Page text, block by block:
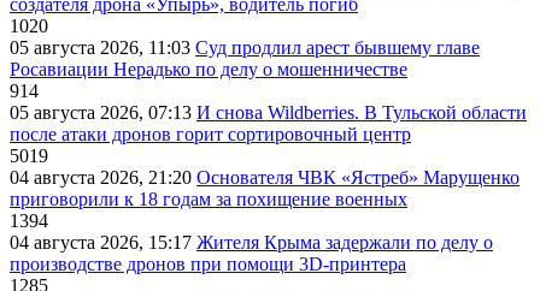
создателя дрона «Упырь», водитель погиб
1020
05 августа 2026, 11:03 Суд продлил арест бывшему главе
Росавиации Нерадько по делу о мошенничестве
914
05 августа 2026, 07:13 И снова Wildberries. В Тульской области
после атаки дронов горит сортировочный центр
5019
04 августа 2026, 21:20 Основателя ЧВК «Ястреб» Марущенко
приговорили к 18 годам за похищение военных
1394
04 августа 2026, 15:17 Жителя Крыма задержали по делу о
производстве дронов при помощи 3D‑принтера
1285